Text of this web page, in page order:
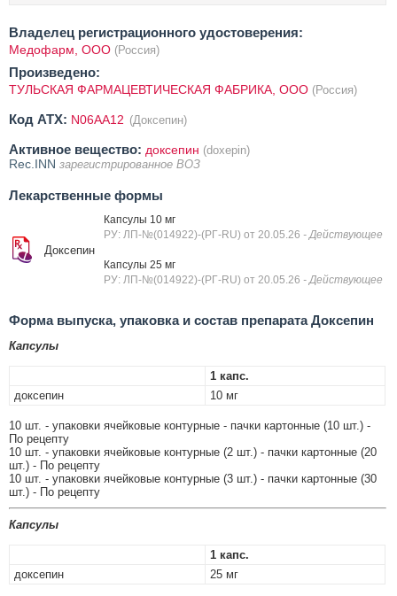
Владелец регистрационного удостоверения:
Медофарм, ООО (Россия)
Произведено:
ТУЛЬСКАЯ ФАРМАЦЕВТИЧЕСКАЯ ФАБРИКА, ООО (Россия)
Код ATX: N06AA12 (Доксепин)
Активное вещество: доксепин (doxepin)
Rec.INN зарегистрированное ВОЗ
Лекарственные формы
Доксепин
Капсулы 10 мг
РУ: ЛП-№(014922)-(РГ-RU) от 20.05.26 - Действующее
Капсулы 25 мг
РУ: ЛП-№(014922)-(РГ-RU) от 20.05.26 - Действующее
Форма выпуска, упаковка и состав препарата Доксепин
Капсулы
1 капс.
доксепин
10 мг
10 шт. - упаковки ячейковые контурные - пачки картонные (10 шт.) -
По рецепту
10 шт. - упаковки ячейковые контурные (2 шт.) - пачки картонные (20
шт.) - По рецепту
10 шт. - упаковки ячейковые контурные (3 шт.) - пачки картонные (30
шт.) - По рецепту
Капсулы
1 капс.
доксепин
25 мг